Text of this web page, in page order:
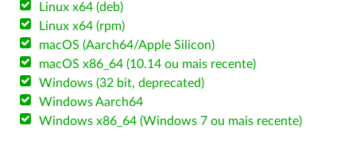
Linux x64 (deb)
Linux x64 (rpm)
macOS (Aarch64/Apple Silicon)
macOS x86_64 (10.14 ou mais recente)
Windows (32 bit, deprecated)
Windows Aarch64
Windows x86_64 (Windows 7 ou mais recente)